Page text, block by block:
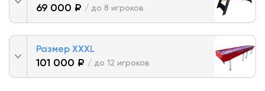
69 000 ₽ / до 8 игроков
Размер XXXL
101 000 ₽ / до 12 игроков